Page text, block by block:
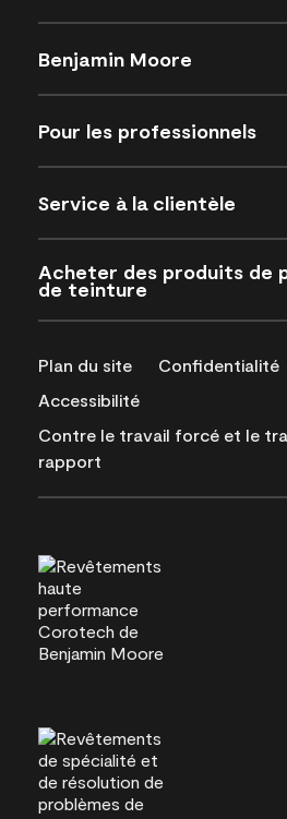
Benjamin Moore
Pour les professionnels
Service à la clientèle
Acheter des produits de
de teinture
Plan du site Confidentialité
Accessibilité
Contre le travail forcé et le
rapport